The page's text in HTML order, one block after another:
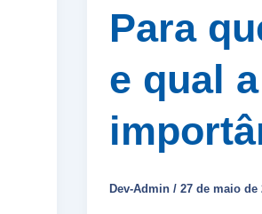
Para
e qual
Dev-Admin/27 de maio de